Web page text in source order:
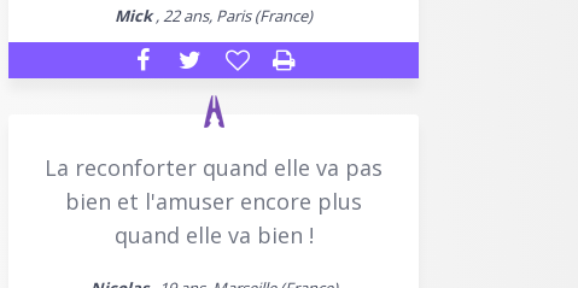
Mick, 22 ans, Paris (France)
La reconforter quand elle va pas
bien et l'amuser encore plus
quand elle va bien !